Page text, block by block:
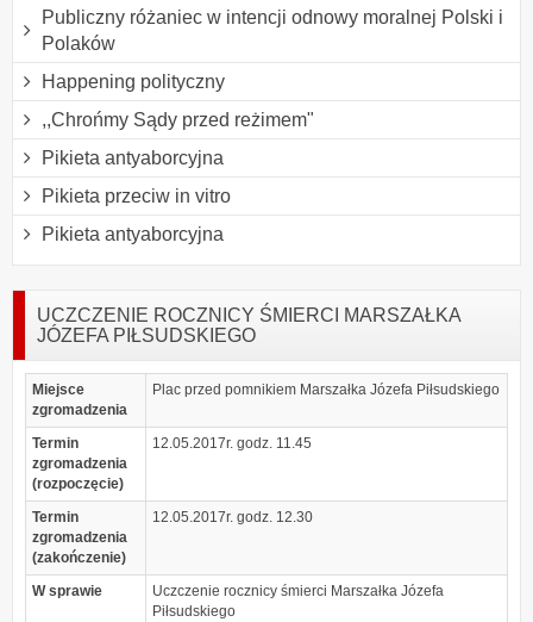
Publiczny różaniec w intencji odnowy moralnej Polski i
Polaków
Happening polityczny
,,Chrońmy Sądy przed reżimem"
Pikieta antyaborcyjna
Pikieta przeciw in vitro
Pikieta antyaborcyjna
UCZCZENIE ROCZNICY ŚMIERCI MARSZAŁKA
JÓZEFA PIŁSUDSKIEGO
Miejsce
zgromadzenia
Plac przed pomnikiem Marszałka Józefa Piłsudskiego
Termin
zgromadzenia
(rozpoczęcie)
12.05.2017r. godz. 11.45
Termin
zgromadzenia
(zakończenie)
12.05.2017r. godz. 12.30
W sprawie
Uczczenie rocznicy śmierci Marszałka Józefa
Piłsudskiego